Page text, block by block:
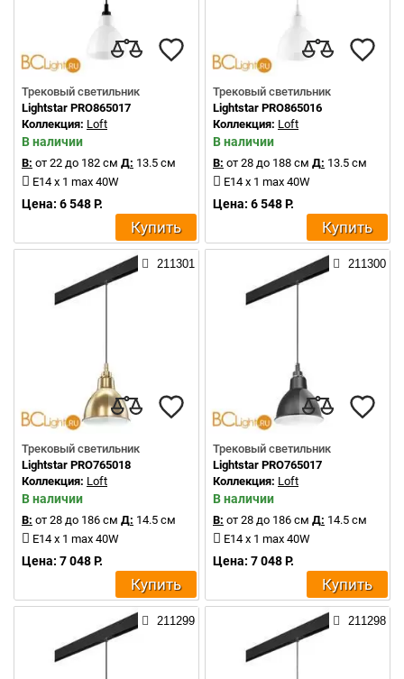
Трековый светильник
Lightstar PRO865017
Коллекция: Loft
В наличии
В: от 22 до 182 см Д: 13.5 см
E14 x 1 max 40W
Цена: 6 548 Р.
Купить
Трековый светильник
Lightstar PRO865016
Коллекция: Loft
В наличии
В: от 28 до 188 см Д: 13.5 см
E14 x 1 max 40W
Цена: 6 548 Р.
Купить
211301
Трековый светильник
Lightstar PRO765018
Коллекция: Loft
В наличии
В: от 28 до 186 см Д: 14.5 см
E14 x 1 max 40W
Цена: 7 048 Р.
Купить
211300
Трековый светильник
Lightstar PRO765017
Коллекция: Loft
В наличии
В: от 28 до 186 см Д: 14.5 см
E14 x 1 max 40W
Цена: 7 048 Р.
Купить
211299 211298